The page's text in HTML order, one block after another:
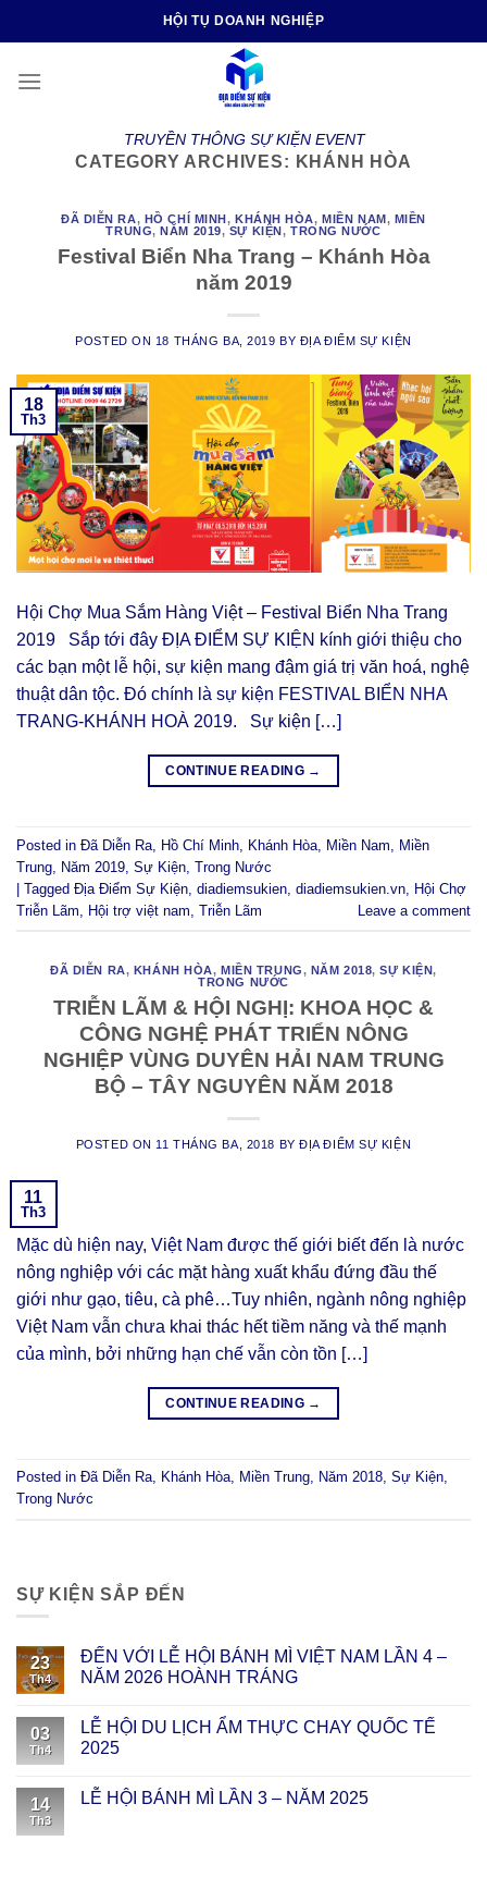
to
HỘI TỤ DOANH NGHIỆP
TRUYỀN THÔNG SỰ KIỆN EVENT
CATEGORY ARCHIVES: KHÁNH HÒA
ĐÃ DIỄN RA, HỒ CHÍ MINH, KHÁNH HÒA,MIỀN NAM, MIỀN
TRUNG,NĂM 2019, SỰ KIỆN, TRONG NƯỚC
Festival Biển Nha Trang – Khánh Hòa
năm 2019
POSTED ON 18 THÁNG BA, 2019 BY ĐỊA ĐIỂM SỰ KIỆN
18
Th3
Hội Chợ Mua Sắm Hàng Việt – Festival Biển Nha Trang
2019 Sắp tới đây ĐỊA ĐIỂM SỰ KIỆN kính giới thiệu cho
các bạn một lễ hội, sự kiện mang đậm giá trị văn hoá, nghệ
thuật dân tộc. Đó chính là sự kiện FESTIVAL BIỂN NHA
TRANG-KHÁNH HOÀ 2019. Sự kiện […]
CONTINUE READING →
Posted in Đã Diễn Ra Hồ Chí Minh Khánh Hòa Miền Nam
Miền
Trung Năm 2019 Sự Kiện Trong Nước
| Tagged Địa Điểm Sự Kiện diadiemsukien diadiemsukien.vn Hội Chợ
Triễn Lãm
Hội trợ việt nam Triễn Lãm Leave a comment
ĐÃ DIỄN RA, KHÁNH HÒA,MIỀN TRUNG, NĂM 2018,SỰ KIỆN,
TRONG NƯỚC
TRIỄN LÃM & HỘI NGHỊ: KHOA HỌC &
CÔNG NGHỆ PHÁT TRIỂN NÔNG
NGHIỆP VÙNG DUYÊN HẢI NAM TRUNG
BỘ – TÂY NGUYÊN NĂM 2018
POSTED ON 11 THÁNG BA, 2018 BYĐỊA ĐIỂM SỰ KIỆN
11
Th3
Mặc dù hiện nay, Việt Nam được thế giới biết đến là nước
nông nghiệp với các mặt hàng xuất khẩu đứng đầu thế
giới như gạo, tiêu, cà phê…Tuy nhiên, ngành nông nghiệp
Việt Nam vẫn chưa khai thác hết tiềm năng và thế mạnh
của mình, bởi những hạn chế vẫn còn tồn […]
CONTINUE READING →
Posted in Đã Diễn Ra, Khánh Hòa, Miền Trung, Năm 2018, Sự Kiện,
Trong Nước
SỰ KIỆN SẮP ĐẾN
23
Th4
ĐẾN VỚI LỄ HỘI BÁNH MÌ VIỆT NAM LẦN 4 –
NĂM 2026 HOÀNH TRÁNG
03
Th4
LỄ HỘI DU LỊCH ẨM THỰC CHAY QUỐC TẾ
2025
14
Th3
LỄ HỘI BÁNH MÌ LẦN 3 – NĂM 2025